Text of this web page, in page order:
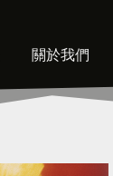
關於我們